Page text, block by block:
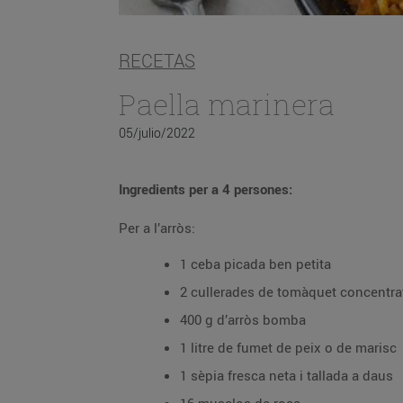
RECETAS
Paella marinera
05/julio/2022
Ingredients per a 4 persones:
Per a l’arròs:
1 ceba picada ben petita
2 cullerades de tomàquet
400 g d’arròs bomba
1 litre de fumet de peix o de marisc
1 sèpia fresca neta i tallada a daus